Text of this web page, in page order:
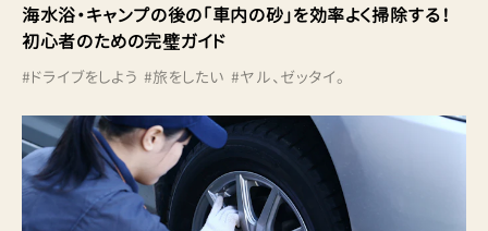
海水浴・キャンプの後の「車内の砂」を効率よく掃除する！
初心者のための完璧ガイド
#ドライブをしよう #旅をしたい #ヤル、ゼッタイ。